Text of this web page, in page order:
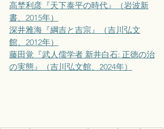
高埜利彦『天下泰平の時代』（岩波新
書、2015年）
深井雅海『綱吉と吉宗』（吉川弘文
館、2012年）
藤田覚『武人儒学者 新井白石: 正徳の治
の実態』（吉川弘文館、2024年）